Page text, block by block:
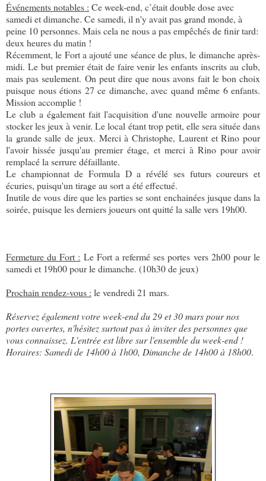
Événements notables : Ce week-end, c’était double dose avec
samedi et dimanche. Ce samedi, il n'y avait pas grand monde, à
peine 10 personnes. Mais cela ne nous a pas empêchés de finir tard:
deux heures du matin !
Récemment, le Fort a ajouté une séance de plus, le dimanche après-
midi. Le but premier était de faire venir les enfants inscrits au club,
mais pas seulement. On peut dire que nous avons fait le bon choix
puisque nous étions 27 ce dimanche, avec quand même 6 enfants.
Mission accomplie !
Le club a également fait l'acquisition d'une nouvelle armoire pour
stocker les jeux à venir. Le local étant trop petit, elle sera située dans
la grande salle de jeux. Merci à Christophe, Laurent et Rino pour
l'avoir hissée jusqu'au premier étage, et merci à Rino pour avoir
remplacé la serrure défaillante.
Le championnat de Formula D a révélé ses futurs coureurs et
écuries, puisqu'un tirage au sort a été effectué.
Inutile de vous dire que les parties se sont enchainées jusque dans la
soirée, puisque les derniers joueurs ont quitté la salle vers 19h00.
Fermeture du Fort : Le Fort a refermé ses portes vers 2h00 pour le
samedi et 19h00 pour le dimanche. (10h30 de jeux)
Prochain rendez-vous : le vendredi 21 mars.
Réservez également votre week-end du 29 et 30 mars pour nos
portes ouvertes, n'hésitez surtout pas à inviter des personnes que
vous connaissez. L'entrée est libre sur l'ensemble du week-end !
Horaires: Samedi de 14h00 à 1h00, Dimanche de 14h00 à 18h00.